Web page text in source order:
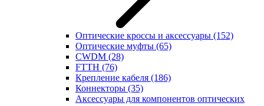
Оптические кроссы и аксессуары (152)
Оптические муфты (65)
CWDM (28)
FTTH (76)
Крепление кабеля (186)
Коннекторы (35)
Аксессуары для компонентов оптических